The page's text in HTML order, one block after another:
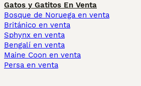
Gatos y Gatitos En Venta
Bosque de Noruega en venta
Británico en venta
Sphynx en venta
Bengalí en venta
Maine Coon en venta
Persa en venta